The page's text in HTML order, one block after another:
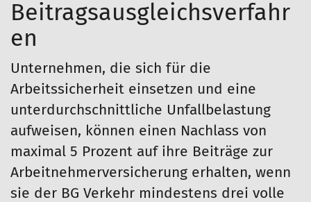
Beitragsausgleichsverfahr
en
Unternehmen, die sich für die
Arbeitssicherheit einsetzen und eine
unterdurchschnittliche Unfallbelastung
aufweisen, können einen Nachlass von
maximal 5 Prozent auf ihre Beiträge zur
Arbeitnehmerversicherung erhalten, wenn
sie der BG Verkehr mindestens drei volle